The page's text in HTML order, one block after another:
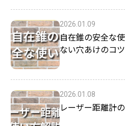
2026.01.09
自在錐の安全な
ない穴あけのコ
2026.01.08
レーザー距離計